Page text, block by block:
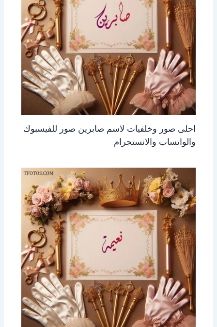
احلى صور وخلفيات لاسم صابرين صور للفيسبوك
والواتساب والانستجرام